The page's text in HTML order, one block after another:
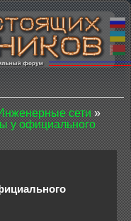
сети»
у официального